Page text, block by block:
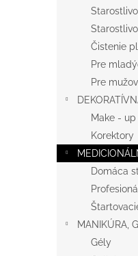
Čistenie
Pre
Pre mužov
Make - up
Korektory
Domáca
MANIKÚRA,
Gély